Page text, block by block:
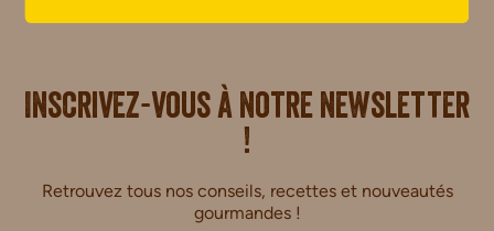
Inscrivez-vous à notre newsletter
!
Retrouvez tous nos conseils, recettes et nouveautés
gourmandes !